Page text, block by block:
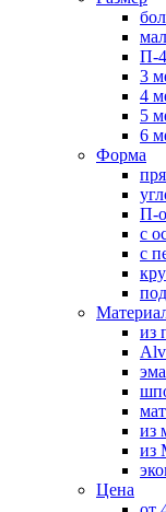
П-
3
4
5
6
Форма
П-
с
с
из
из
из
Цена